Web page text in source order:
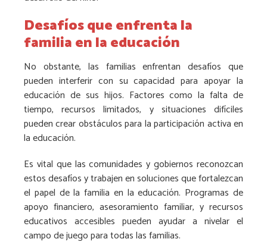
Desafíos que enfrenta la
familia en la educación
No obstante, las familias enfrentan desafíos que
pueden interferir con su capacidad para apoyar la
educación de sus hijos. Factores como la falta de
tiempo, recursos limitados, y situaciones difíciles
pueden crear obstáculos para la participación activa en
la educación.
Es vital que las comunidades y gobiernos reconozcan
estos desafíos y trabajen en soluciones que fortalezcan
el papel de la familia en la educación. Programas de
apoyo financiero, asesoramiento familiar, y recursos
educativos accesibles pueden ayudar a nivelar el
campo de juego para todas las familias.